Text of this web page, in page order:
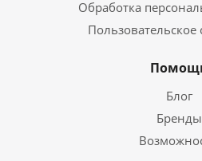
Обработка
Блог
Бренды